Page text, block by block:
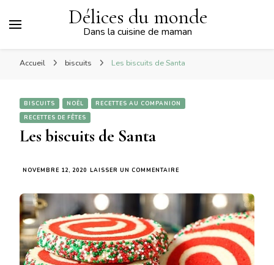
Délices du monde
Dans la cuisine de maman
Accueil biscuits Les biscuits de Santa
BISCUITS NOËL
RECETTES AU COMPANION
RECETTES DE FÊTES
Les biscuits de Santa
NOVEMBRE 12, 2020 LAISSER UN COMMENTAIRE